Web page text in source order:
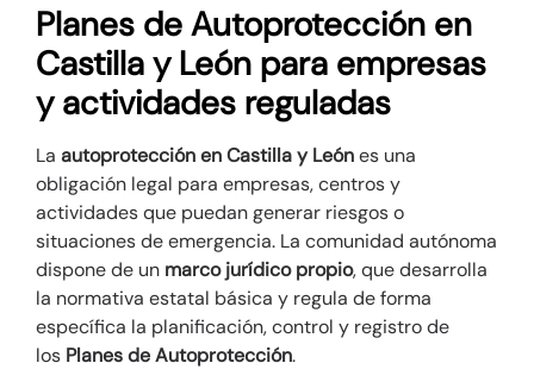
Planes de Autoprotección en
Castilla y León para empresas
y actividades reguladas
La autoprotección en Castilla y Leónes una
obligación legal para empresas, centros y
actividades que puedan generar riesgos o
situaciones de emergencia. La comunidad autónoma
dispone de un marco jurídico propio, que desarrolla
la normativa estatal básica y regula de forma
específica la planificación, control y registro de
los Planes de Autoprotección.